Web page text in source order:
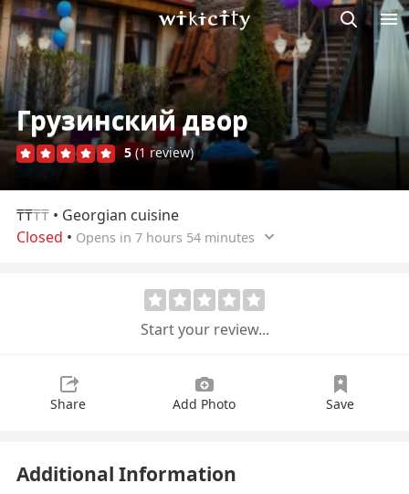
Wikicity
Грузинский двор
5 (1 review)
₸₸₸₸ • Georgian cuisine
Closed • Opens in 7 hours 54 minutes
Start your review...
Share Add Photo Save
Additional Information